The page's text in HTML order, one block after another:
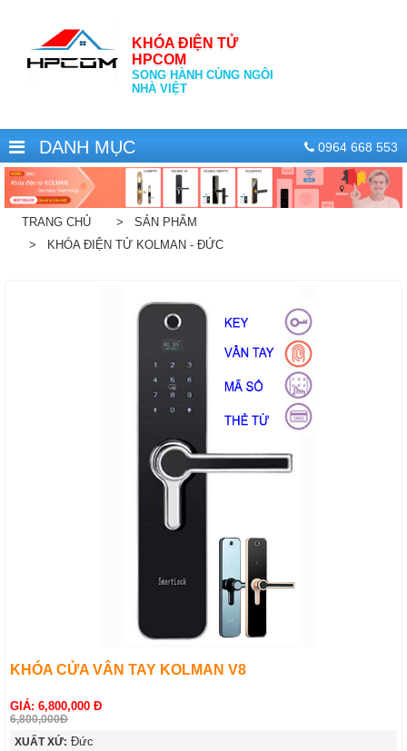
KHÓA ĐIỆN TỬ
HPCOM
SONG HÀNH CÙNG NGÔI
NHÀ VIỆT
DANH MỤC 0964 668 553
TRANG CHỦ
> SẢN PHẨM
> KHÓA ĐIỆN TỬ KOLMAN - ĐỨC
KHÓA CỬA VÂN TAY KOLMAN V8
GIÁ: 6,800,000 Đ
6,800,000Đ
XUẤT XỨ: Đức